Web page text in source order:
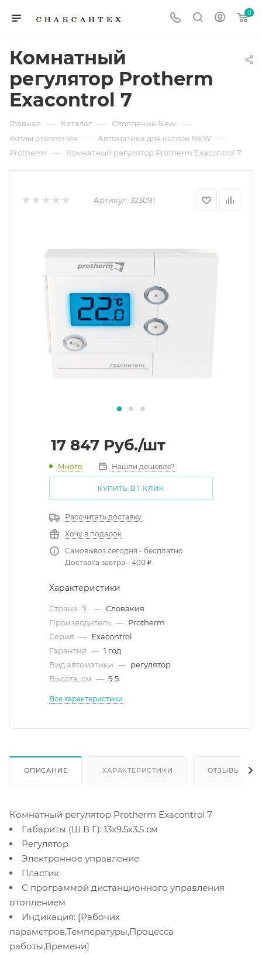
0
Комнатный
регулятор Protherm
Exacontrol 7
Главная — Каталог — Отопление New —
Котлы отопления — Автоматика для котлов NEW —
Protherm — Комнатный регулятор Protherm Exacontrol 7
Артикул: 323091
17 847 Руб./шт
Много Нашли дешевле?
КУПИТЬ В 1 КЛИК
Рассчитать доставку
Хочу в подарок
Самовывоз сегодня - бесплатно
Доставка завтра - 400 ₽
Характеристики
Страна ? — Словакия
Производитель — Protherm
Серия — Exacontrol
Гарантия — 1 год
Вид автоматики — регулятор
Высота, см — 9.5
Все характеристики
ОПИСАНИЕ ХАРАКТЕРИСТИКИ ОТЗЫВЫ
Комнатный регулятор Protherm Exacontrol 7
Габариты (Ш В Г): 13x9.5x3.5 см
Регулятор
Электронное управление
Пластик
С программой дистанционного управления
отоплением
Индикация: [Рабочих
параметров,Температуры,Процесса
работы,Времени]